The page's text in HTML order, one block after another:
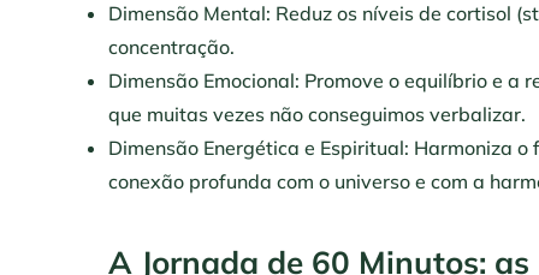
Dimensão Mental: Reduz os níveis de cortisol
concentração.
Dimensão Emocional: Promove o equilíbrio e a
que muitas vezes não conseguimos verbalizar.
Dimensão Energética e Espiritual: Harmoniza
conexão profunda com o universo e com a
A Jornada de 60 Minutos: